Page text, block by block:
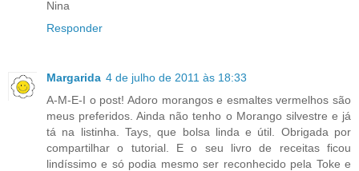
Nina
Responder
Margarida 4 de julho de 2011 às 18:33
A-M-E-I o post! Adoro morangos e esmaltes vermelhos são
meus preferidos. Ainda não tenho o Morango silvestre e já
tá na listinha. Tays, que bolsa linda e útil. Obrigada por
compartilhar o tutorial. E o seu livro de receitas ficou
lindíssimo e só podia mesmo ser reconhecido pela Toke e